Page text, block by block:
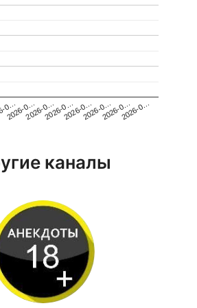
0…
2026-0…2026-0…2026-0…2026-0…2026-0…2026-0…2026-0…
каналы